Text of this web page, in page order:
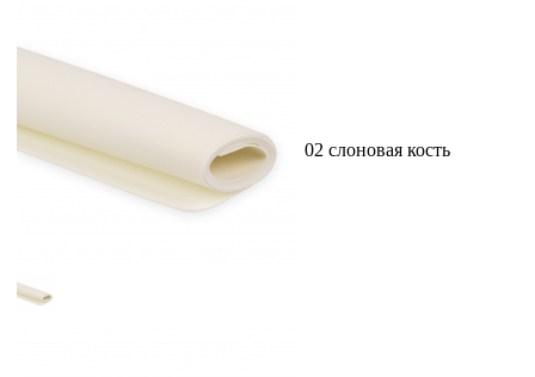
02 слоновая кость